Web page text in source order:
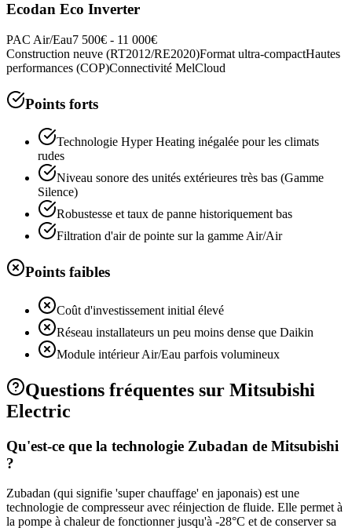
Ecodan Eco Inverter
PAC Air/Eau7 500€ - 11 000€
Construction neuve (RT2012/RE2020)Format ultra-compactHautes
performances (COP)Connectivité MelCloud
Points forts
Technologie Hyper Heating inégalée pour les climats
rudes
Niveau sonore des unités extérieures très bas (Gamme
Silence)
Robustesse et taux de panne historiquement bas
Filtration d'air de pointe sur la gamme Air/Air
Points faibles
Coût d'investissement initial élevé
Réseau installateurs un peu moins dense que Daikin
Module intérieur Air/Eau parfois volumineux
Questions fréquentes sur Mitsubishi
Electric
Qu'est-ce que la technologie Zubadan de Mitsubishi
?
Zubadan (qui signifie 'super chauffage' en japonais) est une
technologie de compresseur avec réinjection de fluide. Elle permet à
la pompe à chaleur de fonctionner jusqu'à -28°C et de conserver sa